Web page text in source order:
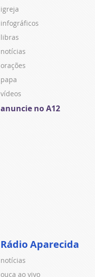
igreja
infográficos
libras
notícias
orações
papa
vídeos
anuncie no A12
Rádio Aparecida
notícias
ouça ao vivo